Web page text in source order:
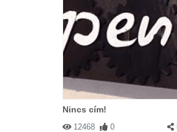
Nincs cím!
12468 0